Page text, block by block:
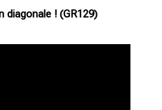
! (GR129)